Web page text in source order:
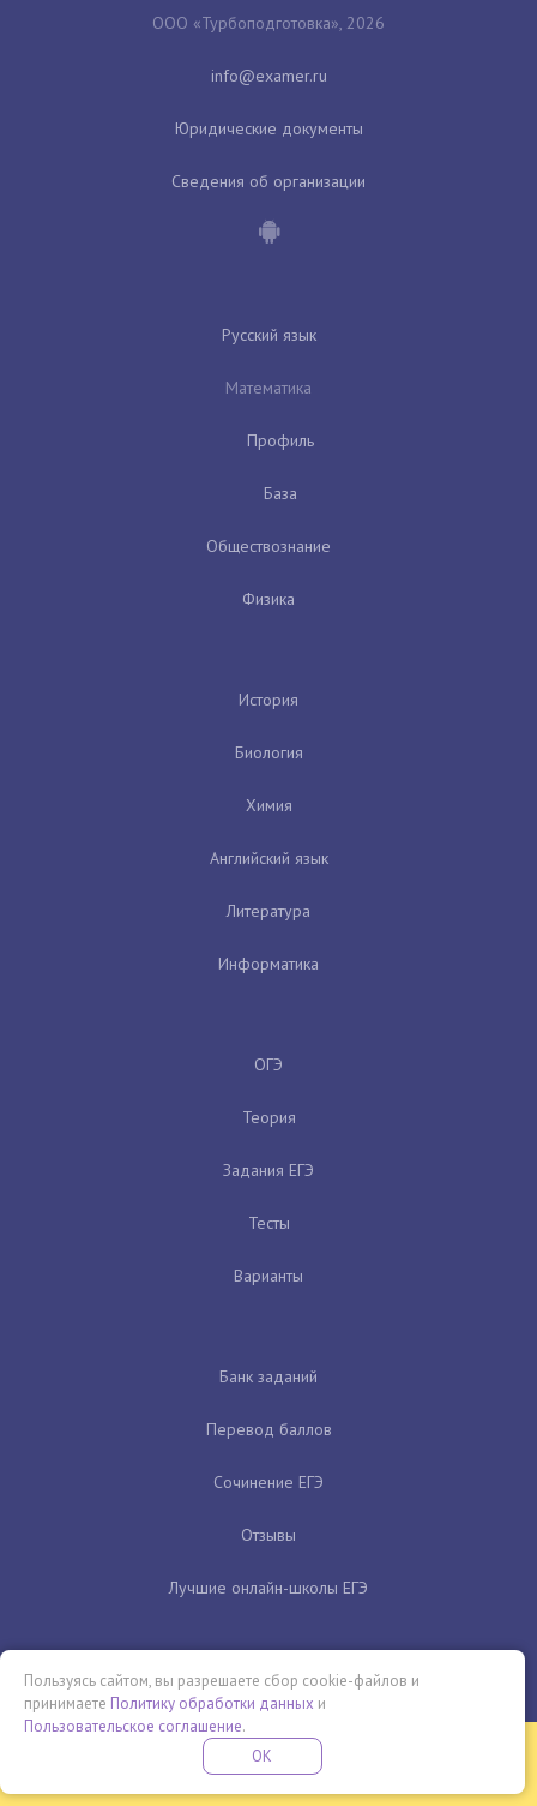
ООО «Турбоподготовка», 2026
Юридические документы
Сведения об организации
Русский язык
Математика
Профиль
База
Обществознание
Физика
История
Биология
Химия
Английский язык
Литература
Информатика
ОГЭ
Теория
Задания ЕГЭ
Тесты
Варианты
Банк заданий
Перевод баллов
Сочинение ЕГЭ
Отзывы
Лучшие онлайн-школы ЕГЭ
Бесплатная летняя школа
ПРОВЕДИ ЭТО ЛЕТО С ПОЛЬЗОЙ
Пользуясь сайтом, вы разрешаете сбор cookie-файлов и
принимаете Политику обработки данных и
Пользовательское соглашение.
OK